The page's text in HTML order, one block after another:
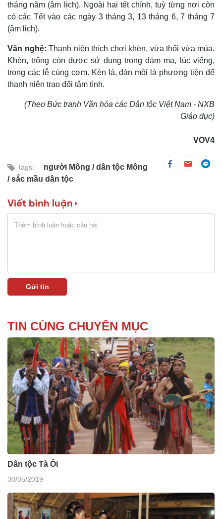
tháng năm (âm lịch). Ngoài hai tết chính, tuỳ từng nơi còn
có các Tết vào các ngày 3 tháng 3, 13 tháng 6, 7 tháng 7
(âm lịch).
Văn nghệ: Thanh niên thích chơi khèn, vừa thổi vừa múa.
Khèn, trống còn được sử dụng trong đám ma, lúc viếng,
trong các lễ cúng cơm. Kèn lá, đàn môi là phương tiện để
thanh niên trao đổi tâm tình.
(Theo Bức tranh Văn hóa các Dân tộc Việt Nam - NXB
Giáo dục)
VOV4
Tags: người Mông
dân tộc Mông
sắc mầu dân tộc
Viết bình luận
TIN CÙNG CHUYÊN MỤC
Dân tộc Tà Ôi
30/05/2019